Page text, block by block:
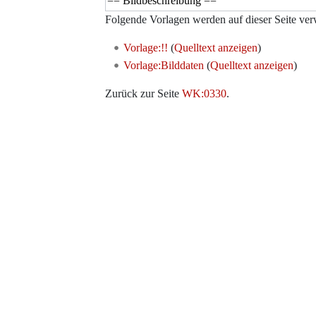
Folgende Vorlagen werden auf dieser Seite
Vorlage:!! (Quelltext anzeigen)
Vorlage:Bilddaten (Quelltext anzeigen)
Zurück zur Seite WK:0330.